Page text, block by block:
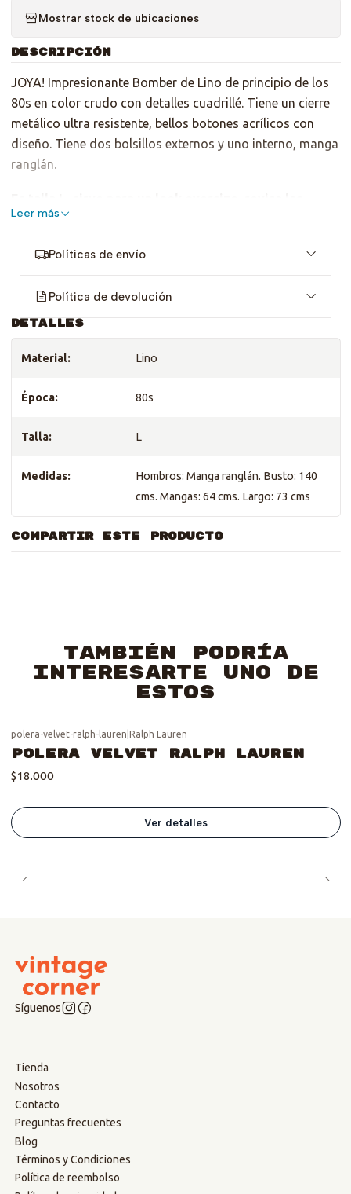
Mostrar stock de ubicaciones
DESCRIPCIÓN
JOYA! Impresionante Bomber de Lino de principio de los
80s en color crudo con detalles cuadrillé. Tiene un cierre
metálico ultra resistente, bellos botones acrílicos con
diseño. Tiene dos bolsillos externos y uno interno, manga
ranglán.
medidas.
Leer más
Políticas de envío
Política de devolución
DETALLES
Material: Lino
Época: 80s
Talla: L
Medidas:
Hombros: Manga ranglán. Busto: 140
cms. Mangas: 64 cms. Largo: 73 cms
COMPARTIR ESTE PRODUCTO
También podría
interesarte uno de
estos
polera-velvet-ralph-lauren Ralph Lauren
Polera Velvet Ralph Lauren
$18.000
Ver detalles
Síguenos
Tienda
Nosotros
Contacto
Preguntas frecuentes
Blog
Términos y Condiciones
Política de reembolso